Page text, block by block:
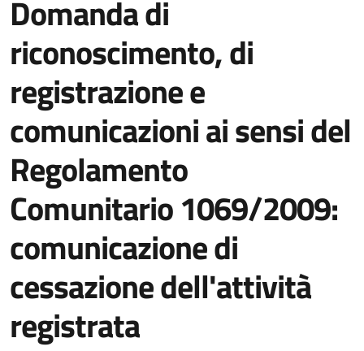
Domanda di
riconoscimento, di
registrazione e
comunicazioni ai sensi del
Regolamento
Comunitario 1069/2009:
comunicazione di
cessazione dell'attività
registrata